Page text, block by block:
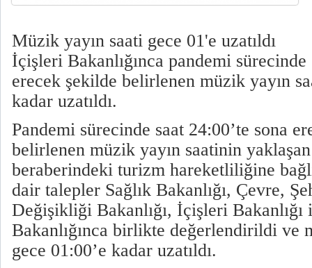
Müzik yayın saati gece 01'e uzatıldı
İçişleri Bakanlığınca pandemi sürecinde
erecek şekilde belirlenen müzik yayın
kadar uzatıldı.
Pandemi sürecinde saat 24:00’te sona
belirlenen müzik yayın saatinin
beraberindeki turizm hareketliliğine
dair talepler Sağlık Bakanlığı, Çevre,
Değişikliği Bakanlığı, İçişleri
Bakanlığınca birlikte değerlendirildi ve
gece 01:00’e kadar uzatıldı.